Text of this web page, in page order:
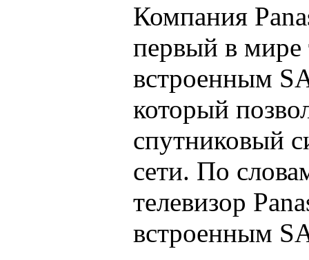
Компания
первый в мире
встроенным
который
спутниковый
сети. По
телевизор
встроенным